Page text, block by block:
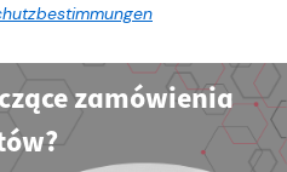
zamówienia